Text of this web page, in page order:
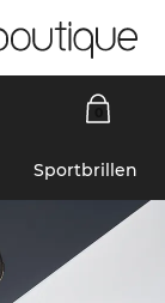
Sportbrillen